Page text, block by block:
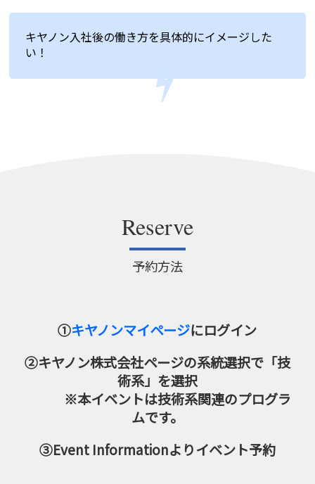
キヤノン入社後の働き方を具体的にイメージした
い！
Reserve
予約方法
①キヤノンマイページにログイン
②キヤノン株式会社ページの系統選択で「技
術系」を選択
※本イベントは技術系関連のプログラ
ムです。
③Event Informationよりイベント予約